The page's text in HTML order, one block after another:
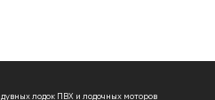
лодок ПВХ и лодочных моторов